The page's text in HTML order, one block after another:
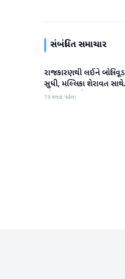
સંબંધિત સમાચાર
રાષ્ટ્રીય
રાજકારણથી લઈને બોલિવૂડ
સુધી, મલ્લિકા શેરાવત સાથે
જોવા મળ્યા તેજ પ્રતાપ યાદવ
19 કલાક પહેલા